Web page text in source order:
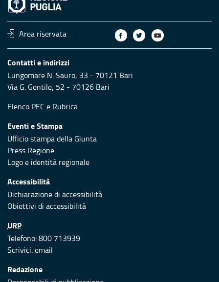
Area riservata
Contatti e indirizzi
Lungomare N. Sauro, 33 - 70121 Bari
Via G. Gentile, 52 - 70126 Bari
Elenco PEC e Rubrica
Eventi e Stampa
Ufficio stampa della Giunta
Press Regione
Logo e identità regionale
Accessibilità
Dichiarazione di accessibilità
Obiettivi di accessibilità
URP
Telefono: 800 713939
Scrivici:email
Redazione